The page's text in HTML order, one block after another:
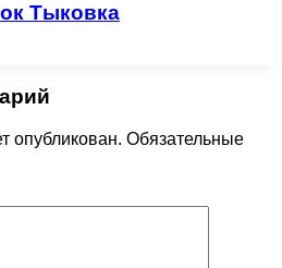
Тыковка
опубликован. Обязательные